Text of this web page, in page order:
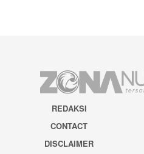
REDAKSI
CONTACT
DISCLAIMER